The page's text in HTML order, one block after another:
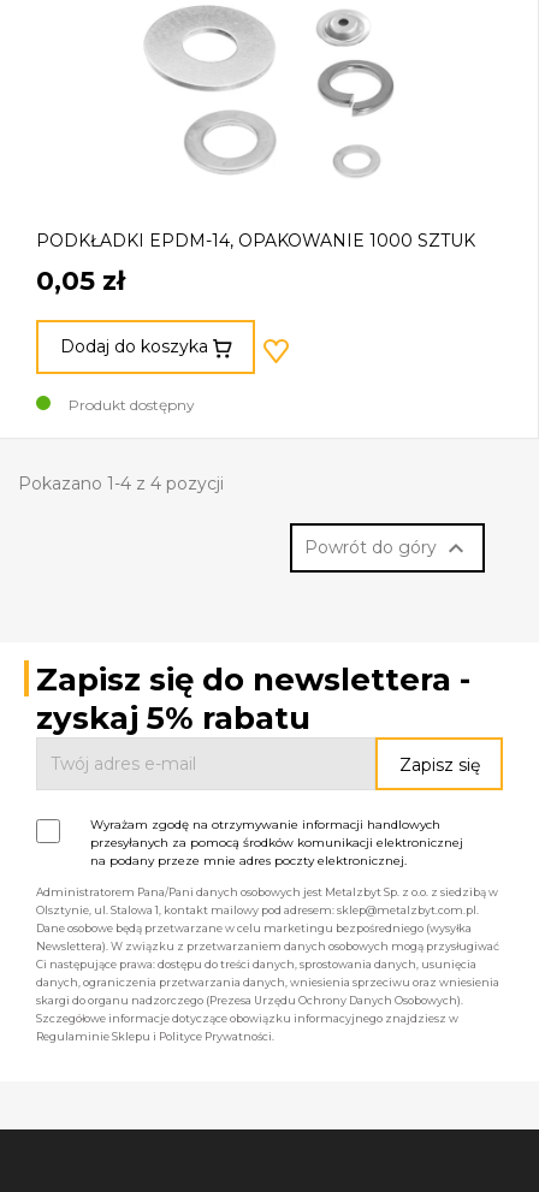
PODKŁADKI EPDM-14, OPAKOWANIE 1000 SZTUK
0,05 zł
Dodaj do koszyka
Produkt dostępny
Pokazano 1-4 z 4 pozycji
Powrót do góry 
Zapisz się do newslettera -
zyskaj 5% rabatu
Wyrażam zgodę na otrzymywanie informacji handlowych
przesyłanych za pomocą środków komunikacji elektronicznej
na podany przeze mnie adres poczty elektronicznej.
Administratorem Pana/Pani danych osobowych jest Metalzbyt Sp. z o.o. z siedzibą w
Olsztynie, ul. Stalowa 1, kontakt mailowy pod adresem: sklep@metalzbyt.com.pl.
Dane osobowe będą przetwarzane w celu marketingu bezpośredniego (wysyłka
Newslettera). W związku z przetwarzaniem danych osobowych mogą przysługiwać
Ci następujące prawa: dostępu do treści danych, sprostowania danych, usunięcia
danych, ograniczenia przetwarzania danych, wniesienia sprzeciwu oraz wniesienia
skargi do organu nadzorczego (Prezesa Urzędu Ochrony Danych Osobowych).
Szczegółowe informacje dotyczące obowiązku informacyjnego znajdziesz w
Regulaminie Sklepu i Polityce Prywatności.